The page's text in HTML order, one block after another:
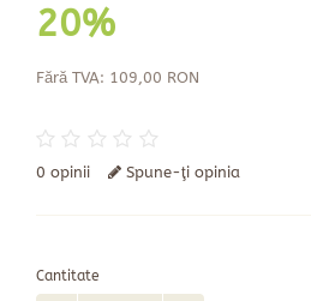
20%
Fără TVA: 109,00 RON
0 opinii Spune-ţi opinia
Cantitate